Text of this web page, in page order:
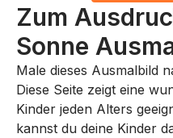
Zum
Sonne
Male dieses Ausmalbild
Diese Seite zeigt eine
Kinder jeden Alters
kannst du deine Kinder